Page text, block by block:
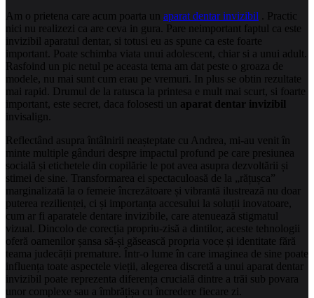
Am o prietena care acum poarta un aparat dentar invizibil . Practic
nici nu realizezi ca are ceva in gura. Pare neimportant faptul ca este
invizibil aparatul dentar, si totusi eu as spune ca este foarte
important. Poate schimba viata unui adolescent, chiar si a unui adult.
Rasfoind un pic netul pe aceasta tema am dat peste o groaza de
modele, nu mai sunt cum erau pe vremuri. In plus se obtin rezultate
mai rapid. Drumul de la ratusca la printesa e mult mai scurt, si foarte
important, este secret, daca folosesti un aparat dentar invizibil
invisalign.
Reflectând asupra întâlnirii neașteptate cu Andrea, mi-au venit în
minte multiple gânduri despre impactul profund pe care presiunea
socială și etichetele din copilărie le pot avea asupra dezvoltării și
stimei de sine. Transformarea ei spectaculoasă de la „rățușca”
marginalizată la o femeie încrezătoare și vibrantă ilustrează nu doar
puterea rezilienței, ci și importanța accesului la soluții inovatoare,
cum ar fi aparatele dentare invizibile, care atenuează stigmatul
vizual. Dincolo de corecția propriu-zisă a dintilor, aceste tehnologii
oferă oamenilor șansa să-și găsească propria voce și identitate fără
teama judecății premature. Într-o lume în care imaginea de sine poate
influența toate aspectele vieții, alegerea discretă a unui aparat dentar
invizibil poate reprezenta diferența crucială dintre a trăi sub povara
unor complexe sau a îmbrățișa cu încredere fiecare zi.